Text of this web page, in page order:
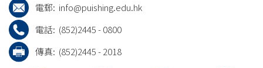
電郵: info@puishing.edu.hk
電話: (852)2445 - 0800
傳真: (852)2445 - 2018